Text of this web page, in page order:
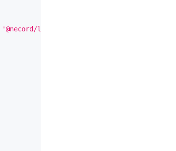
'@necord/localization'